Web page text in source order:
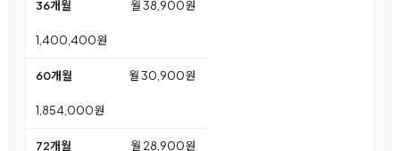
36개월 월 38,900원
1,400,400원
60개월 월 30,900원
1,854,000원
72개월 월 28,900원